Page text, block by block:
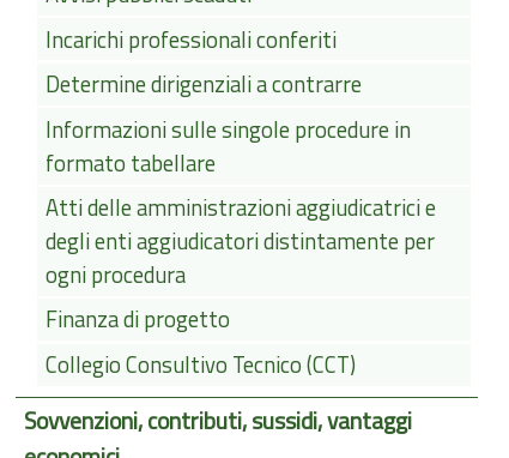
Incarichi professionali conferiti
Determine dirigenziali a contrarre
Informazioni sulle singole procedure in
formato tabellare
Atti delle amministrazioni aggiudicatrici e
degli enti aggiudicatori distintamente per
ogni procedura
Finanza di progetto
Collegio Consultivo Tecnico (CCT)
Sovvenzioni, contributi, sussidi, vantaggi